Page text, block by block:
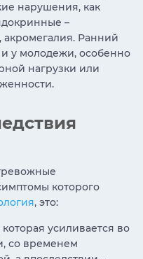
нарушения, как
–
акромегалия. Ранний
и у молодежи, особенно
нагрузки или
которого
, это:
усиливается во
со временем